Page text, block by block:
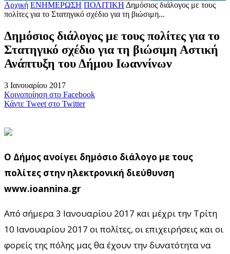
Αρχική ΕΝΗΜΕΡΩΣΗ ΠΟΛΙΤΙΚΗ Δημόσιος διάλογος με τους
πολίτες για το Στατηγικό σχέδιο για τη βιώσιμη...
Δημόσιος διάλογος με τους πολίτες για το
Στατηγικό σχέδιο για τη βιώσιμη Αστική
Ανάπτυξη του Δήμου Ιωαννίνων
3 Ιανουαρίου 2017
Κοινοποίηση στο Facebook
Κάντε Tweet στο Twitter
Ο Δήμος ανοίγει δημόσιο διάλογο με τους
πολίτες στην ηλεκτρονική διεύθυνση
www.ioannina.gr
Από σήμερα 3 Ιανουαρίου 2017 και μέχρι την Τρίτη
10 Ιανουαρίου 2017 οι πολίτες, οι επιχειρήσεις και οι
φορείς της πόλης μας θα έχουν την δυνατότητα να